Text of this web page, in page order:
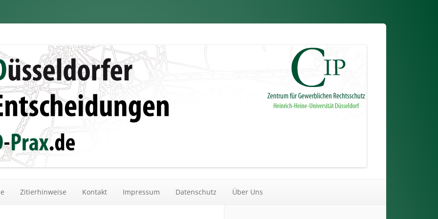
Zitierhinweise Kontakt Impressum Datenschutz Über Uns